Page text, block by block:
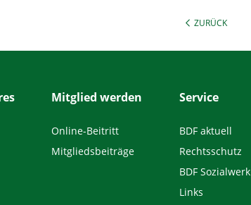
ZURÜCK
Mitglied werden
Online-Beitritt
Mitgliedsbeiträge
Service
BDF aktuell
Rechtsschutz
BDF Sozialwerk
Links